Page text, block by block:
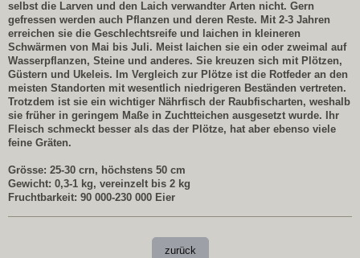
selbst die Larven und den Laich verwandter Arten nicht. Gern
gefressen werden auch Pflanzen und deren Reste. Mit 2-3 Jahren
erreichen sie die Geschlechtsreife und laichen in kleineren
Schwärmen von Mai bis Juli. Meist laichen sie ein oder zweimal auf
Wasserpflanzen, Steine und anderes. Sie kreuzen sich mit Plötzen,
Güstern und Ukeleis. Im Vergleich zur Plötze ist die Rotfeder an den
meisten Standorten mit wesentlich niedrigeren Beständen vertreten.
Trotzdem ist sie ein wichtiger Nährfisch der Raubfischarten, weshalb
sie früher in geringem Maße in Zuchtteichen ausgesetzt wurde. Ihr
Fleisch schmeckt besser als das der Plötze, hat aber ebenso viele
feine Gräten.
Grösse: 25-30 crn, höchstens 50 cm
Gewicht: 0,3-1 kg, vereinzelt bis 2 kg
Fruchtbarkeit: 90 000-230 000 Eier
zurück